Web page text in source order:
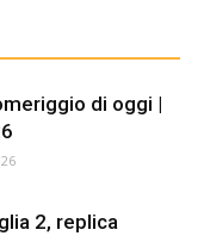
di oggi |
2, replica